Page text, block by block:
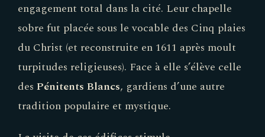
engagement total dans la cité. Leur chapelle
sobre fut placée sous le vocable des Cinq plaies
du Christ (et reconstruite en 1611 après moult
turpitudes religieuses). Face à elle s’élève celle
des Pénitents Blancs, gardiens d’une autre
tradition populaire et mystique.